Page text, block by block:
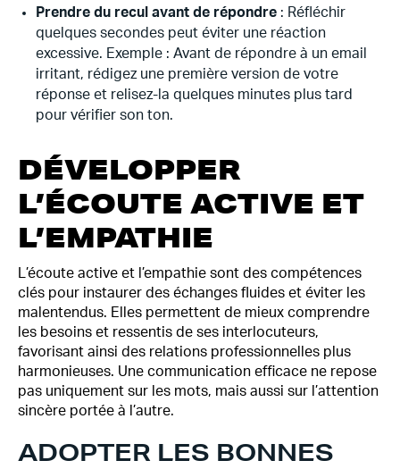
Prendre du recul avant de répondre : Réfléchir
quelques secondes peut éviter une réaction
excessive. Exemple : Avant de répondre à un email
irritant, rédigez une première version de votre
réponse et relisez-la quelques minutes plus tard
pour vérifier son ton.
DÉVELOPPER
L’ÉCOUTE ACTIVE ET
L’EMPATHIE
L’écoute active et l’empathie sont des compétences
clés pour instaurer des échanges fluides et éviter les
malentendus. Elles permettent de mieux comprendre
les besoins et ressentis de ses interlocuteurs,
favorisant ainsi des relations professionnelles plus
harmonieuses. Une communication efficace ne repose
pas uniquement sur les mots, mais aussi sur l’attention
sincère portée à l’autre.
ADOPTER LES BONNES